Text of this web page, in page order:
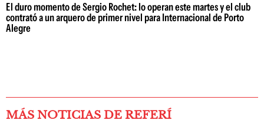
El duro momento de Sergio Rochet: lo operan este martes y el club
contrató a un arquero de primer nivel para Internacional de Porto
Alegre
MÁS NOTICIAS DE REFERÍ